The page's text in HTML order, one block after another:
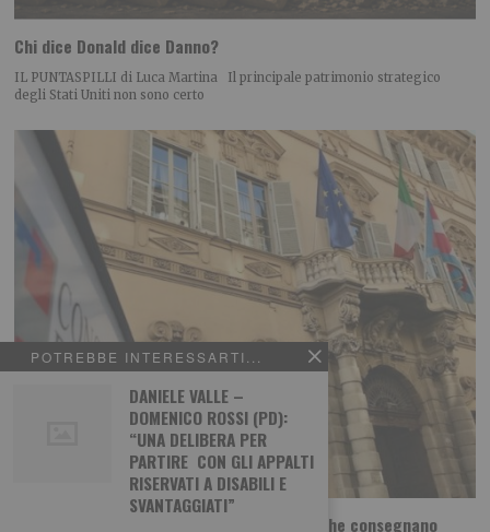
POTREBBE INTERESSARTI...
DANIELE VALLE –
DOMENICO ROSSI (PD):
“UNA DELIBERA PER
PARTIRE CON GLI APPALTI
RISERVATI A DISABILI E
SVANTAGGIATI”
Chi dice Donald dice Danno?
IL PUNTASPILLI di Luca Martina Il principale patrimonio strategico
degli Stati Uniti non sono certo
Pd: “Non pagati i lavoratori delle aziende che consegnano